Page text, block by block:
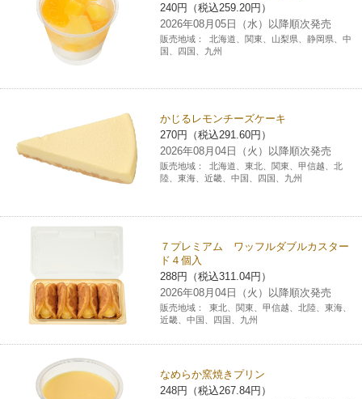
ギフト
プリペイドカード・金券
コピー
ファクス
スポーツ振興くじ
保険
宅配便
切手・はがき・印紙
ご利用可能なお支払い方法
レジでApple Accountにチャージ
コインランドリー（店舗限定）
チケットサービス
セブンチケット
イープラス
セブン‐イレブンでお受取り
セブンネットショッピング
企業理念
貸借対照表・損益計算書
沿革
セブン‐イレブンの海外事業
セブン‐イレブンの「商品力」
セブン＆アイ・ホールディングスの重点課題
サステナビリティ活動基本方針
サステナビリティ推進体制
GREEN CHALLENGE 2050
サステナビリティレポート
加盟店オーナー募集
ネットショッピング
お問い合わせ
简体中文(服务)
한국어(서비스)
ภาษาไทย(บริการ)
240円（税込259.20円）
2026年08月05日（水）以降順次発売
販売地域：
北海道、関東、山梨県、静岡県、中
国、四国、九州
かじるレモンチーズケーキ
270円（税込291.60円）
2026年08月04日（火）以降順次発売
販売地域：
北海道、東北、関東、甲信越、北
陸、東海、近畿、中国、四国、九州
７プレミアム ワッフルダブルカスター
ド４個入
288円（税込311.04円）
2026年08月04日（火）以降順次発売
販売地域：
東北、関東、甲信越、北陸、東海、
近畿、中国、四国、九州
なめらか窯焼きプリン
248円（税込267.84円）